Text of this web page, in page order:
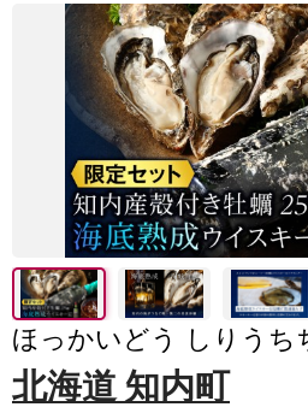
ほっかいどう しりうち
北海道 知内町